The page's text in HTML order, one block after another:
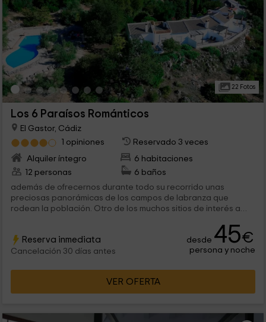
22 Fotos
Los 6 Paraísos Románticos
El Gastor, Cádiz
1 opiniones
Reservado 3 veces
Alquiler íntegro
6 habitaciones
12 personas
6 baños
además de ofrecernos durante todo su recorrido unas
preciosas panorámicas de los campos de labranza que
rodean la población. Otro de los muchos sitios de interés a
Reserva inmediata
Cancelación 30 días antes
desde 45€
persona y noche
VER OFERTA